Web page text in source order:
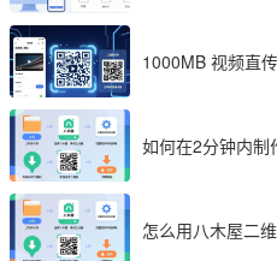
1000MB 视频直
如何在2分钟内制
怎么用八木屋二